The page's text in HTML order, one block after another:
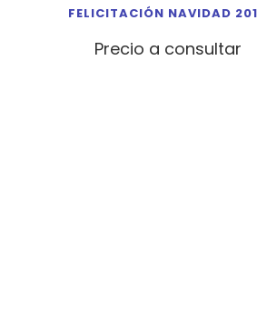
FELICITACIÓN NAVIDAD
Precio a consultar